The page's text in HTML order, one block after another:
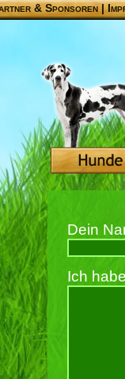
& Sponsoren|
Dein
Ich